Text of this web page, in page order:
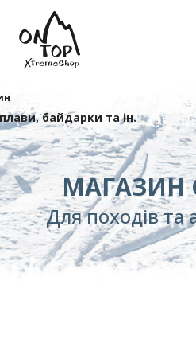
байдарки та ін.
МАГАЗИН
Для походів та